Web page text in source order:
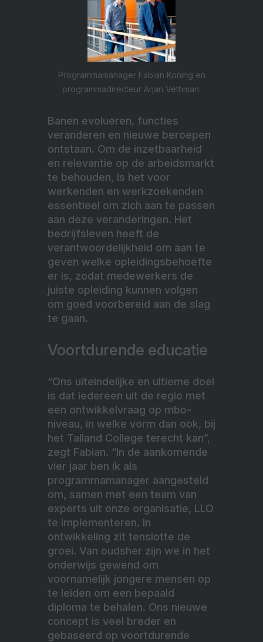
Programmamanager Fabian Koning en
programmadirecteur Arjan Vethman.
Banen evolueren, functies
veranderen en nieuwe beroepen
ontstaan. Om de inzetbaarheid
en relevantie op de arbeidsmarkt
te behouden, is het voor
werkenden en werkzoekenden
essentieel om zich aan te passen
aan deze veranderingen. Het
bedrijfsleven heeft de
verantwoordelijkheid om aan te
geven welke opleidingsbehoefte
er is, zodat medewerkers de
juiste opleiding kunnen volgen
om goed voorbereid aan de slag
te gaan.
Voortdurende educatie
“Ons uiteindelijke en ultieme doel
is dat iedereen uit de regio met
een ontwikkelvraag op mbo-
niveau, in welke vorm dan ook, bij
het Talland College terecht kan”,
zegt Fabian. “In de aankomende
vier jaar ben ik als
programmamanager aangesteld
om, samen met een team van
experts uit onze organisatie, LLO
te implementeren. In
ontwikkeling zit tenslotte de
groei. Van oudsher zijn we in het
onderwijs gewend om
voornamelijk jongere mensen op
te leiden om een bepaald
diploma te behalen. Ons nieuwe
concept is veel breder en
gebaseerd op voortdurende